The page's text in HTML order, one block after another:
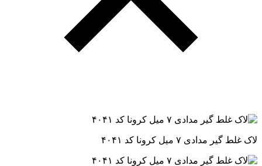
لاک غلط گیر مدادی ۷ میل کرونا کد ۴۰۴۱